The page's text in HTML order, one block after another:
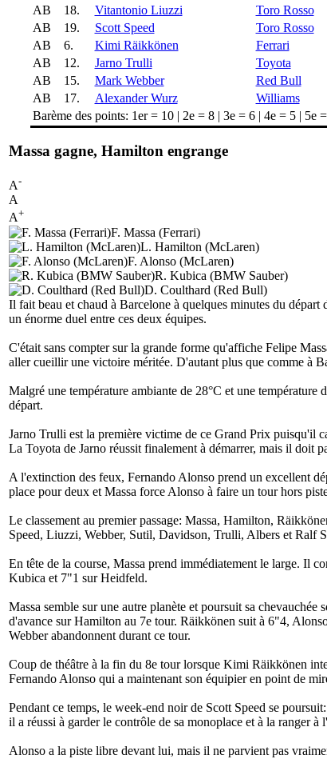
AB
18. Vitantonio Liuzzi Toro Rosso
AB
19. Scott Speed Toro Rosso
AB
6. Kimi Räikkönen Ferrari
AB
12. Jarno Trulli Toyota
AB
15. Mark Webber Red Bull
AB
17. Alexander Wurz Williams
Barème des points: 1er = 10 | 2e = 8 | 3e = 6 | 4e = 5 | 5e
Massa gagne, Hamilton engrange
A-
A
A+
F. Massa (Ferrari)
L. Hamilton (McLaren)
F. Alonso (McLaren)
R. Kubica (BMW Sauber)
D. Coulthard (Red Bull)
Il fait beau et chaud à Barcelone à quelques minutes du
un énorme duel entre ces deux équipes.
C'était sans compter sur la grande forme qu'affiche Felipe
aller cueillir une victoire méritée. D'autant plus que comme à
Malgré une température ambiante de 28°C et une
départ.
Jarno Trulli est la première victime de ce Grand Prix puisqu'il
La Toyota de Jarno réussit finalement à démarrer, mais il doit
A l'extinction des feux, Fernando Alonso prend un excellent
place pour deux et Massa force Alonso à faire un tour hors
Le classement au premier passage: Massa, Hamilton,
Speed, Liuzzi, Webber, Sutil, Davidson, Trulli, Albers et Ralf
En tête de la course, Massa prend immédiatement le large. Il
Kubica et 7"1 sur Heidfeld.
Massa semble sur une autre planète et poursuit sa
d'avance sur Hamilton au 7e tour. Räikkönen suit à 6"4,
Webber abandonnent durant ce tour.
Coup de théâtre à la fin du 8e tour lorsque Kimi Räikkönen
Fernando Alonso qui a maintenant son équipier en point de
Pendant ce temps, le week-end noir de Scott Speed se
il a réussi à garder le contrôle de sa monoplace et à la ranger
Alonso a la piste libre devant lui, mais il ne parvient pas